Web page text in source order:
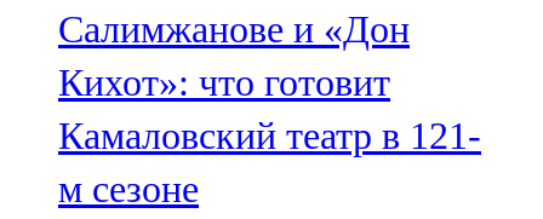
Салимжанове и «Дон
Кихот»: что готовит
Камаловский театр в 121-
м сезоне